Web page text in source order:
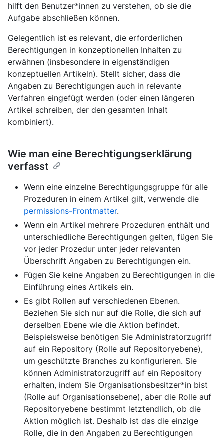
hilft den Benutzer*innen zu verstehen, ob sie die
Aufgabe abschließen können.
Gelegentlich ist es relevant, die erforderlichen
Berechtigungen in konzeptionellen Inhalten zu
erwähnen (insbesondere in eigenständigen
konzeptuellen Artikeln). Stellt sicher, dass die
Angaben zu Berechtigungen auch in relevante
Verfahren eingefügt werden (oder einen längeren
Artikel schreiben, der den gesamten Inhalt
kombiniert).
Wie man eine Berechtigungserklärung
verfasst
Wenn eine einzelne Berechtigungsgruppe für alle
Prozeduren in einem Artikel gilt, verwende die
permissions-Frontmatter.
Wenn ein Artikel mehrere Prozeduren enthält und
unterschiedliche Berechtigungen gelten, fügen Sie
vor jeder Prozedur unter jeder relevanten
Überschrift Angaben zu Berechtigungen ein.
Fügen Sie keine Angaben zu Berechtigungen in die
Einführung eines Artikels ein.
Es gibt Rollen auf verschiedenen Ebenen.
Beziehen Sie sich nur auf die Rolle, die sich auf
derselben Ebene wie die Aktion befindet.
Beispielsweise benötigen Sie Administratorzugriff
auf ein Repository (Rolle auf Repositoryebene),
um geschützte Branches zu konfigurieren. Sie
können Administratorzugriff auf ein Repository
erhalten, indem Sie Organisationsbesitzer*in bist
(Rolle auf Organisationsebene), aber die Rolle auf
Repositoryebene bestimmt letztendlich, ob die
Aktion möglich ist. Deshalb ist das die einzige
Rolle, die in den Angaben zu Berechtigungen